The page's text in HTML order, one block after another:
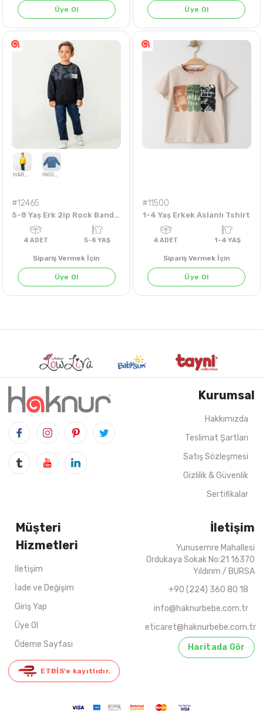
4ADET 11-14 Years
Üye Ol Üye Ol
HARDAL İNDİGO
#12465
5-8 Yaş Erk 2ip Rock Band Sweat
ADET
Sipariş Vermek İçin
Üye Ol
#11500
1-4 Yaş Erkek Aslanlı Tshirt
ADET 1-4
Sipariş Vermek İçin
Üye Ol
Kurumsal
Hakkımızda
Teslimat Şartları
Satış Sözleşmesi
Gizlilik & Güvenlik
Sertifikalar
Müşteri
Hizmetleri
İletişim
İade ve Değişim
Giriş Yap
Üye Ol
Ödeme Sayfası
ETBİS’e kayıtlıdır.
İletişim
Yunusemre Mahallesi
Ordukaya Sokak No:21 16370
Yıldırım / BURSA
+90 (224) 360 80 18
info@haknurbebe.com.tr
eticaret@haknurbebe.com.tr
Haritada Gör